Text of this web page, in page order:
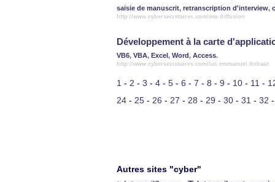
saisie de manuscrit, retranscription d'interview,
http://www.cybersecretaires.com/mw.diffusion
Développement à la carte
VB6, VBA, Excel, Word, Access.
http://www.cybersecretaires.com/luc.emmanuel.thibaut
1 - 2 - 3 - 4 - 5 - 6 - 7 - 8 - 9 - 10 - 11 -
24 - 25 - 26 - 27 - 28 - 29 - 30 - 31 - 32
Autres sites "cyber"